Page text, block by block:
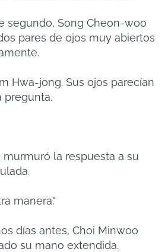
segundo, Song Cheon-woo
pares de ojos muy abiertos
Hwa-jong. Sus ojos parecían
pregunta.
la respuesta a su
manera."
días antes, Choi Minwoo
su mano extendida.